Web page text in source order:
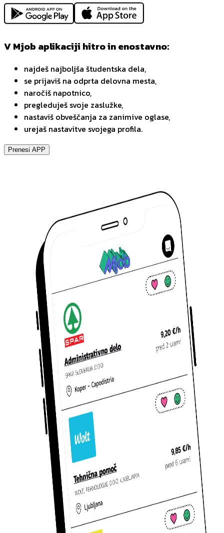
V Mjob aplikaciji hitro in enostavno:
najdeš najboljša študentska dela,
se prijaviš na odprta delovna mesta,
naročiš napotnico,
pregleduješ svoje zaslužke,
nastaviš obveščanja za zanimive oglase,
urejaš nastavitve svojega profila.
Prenesi APP